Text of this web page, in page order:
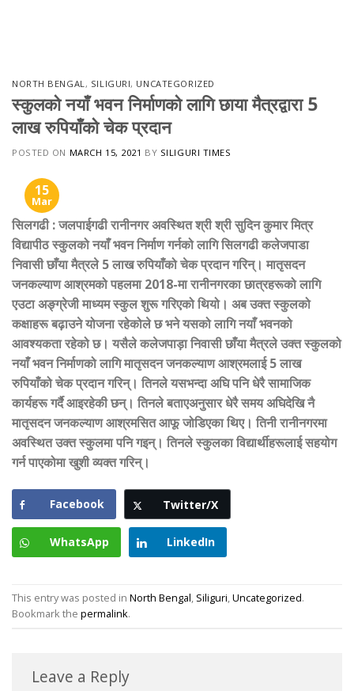
NORTH BENGAL, SILIGURI, UNCATEGORIZED
स्कुलको नयाँ भवन निर्माणको लागि छाया मैत्रद्वारा 5
लाख रुपियाँको चेक प्रदान
POSTED ON MARCH 15, 2021 BY SILIGURI TIMES
15
Mar
सिलगढी:जलपाईगढी रानीनगर अवस्थित श्री श्री सुदिन कुमार मित्र
विद्यापीठ स्कुलको नयाँ भवन निर्माण गर्नको लागि सिलगढी कलेजपाडा
निवासी छाँया मैत्रले 5 लाख रुपियाँको चेक प्रदान गरिन्। मातृसदन
जनकल्याण आश्रमको पहलमा 2018-मा रानीनगरका छात्रहरूको लागि
एउटा अङ्ग्रेजी माध्यम स्कुल शुरू गरिएको थियो। अब उक्त स्कुलको
कक्षाहरू बढ़ाउने योजना रहेकोले छ भने यसको लागि नयाँ भवनको
आवश्यकता रहेको छ। यसैले कलेजपाड़ा निवासी छाँया मैत्रले उक्त स्कुलको
नयाँ भवन निर्माणको लागि मातृसदन जनकल्याण आश्रमलाई 5 लाख
रुपियाँको चेक प्रदान गरिन्। तिनले यसभन्दा अघि पनि धेरै सामाजिक
कार्यहरू गर्दै आइरहेकी छन्। तिनले बताएअनुसार धेरै समय अघिदेखि नै
मातृसदन जनकल्याण आश्रमसित आफू जोडिएका थिए। तिनी रानीनगरमा
अवस्थित उक्त स्कुलमा पनि गइन्। तिनले स्कुलका विद्यार्थीहरूलाई सहयोग
गर्न पाएकोमा खुशी व्यक्त गरिन्।
Facebook Twitter/X
WhatsApp LinkedIn
This entry was posted in North Bengal, Siliguri,Uncategorized.
Bookmark the permalink.
Leave a Reply